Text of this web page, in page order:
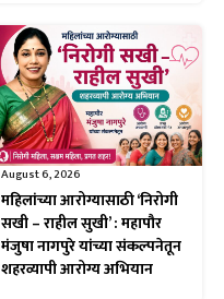
August 6, 2026
महिलांच्या आरोग्यासाठी ‘निरोगी
सखी – राहील सुखी’ : महापौर
मंजुषा नागपुरे यांच्या संकल्पनेतून
शहरव्यापी आरोग्य अभियान